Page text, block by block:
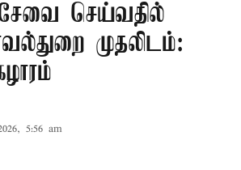
செய்வதில்
முதலிடம்:
5:56 am